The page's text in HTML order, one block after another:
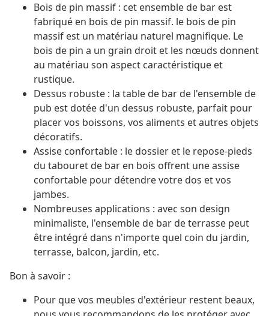
Bois de pin massif : cet ensemble de bar est
fabriqué en bois de pin massif. le bois de pin
massif est un matériau naturel magnifique. Le
bois de pin a un grain droit et les nœuds donnent
au matériau son aspect caractéristique et
rustique.
Dessus robuste : la table de bar de l'ensemble de
pub est dotée d'un dessus robuste, parfait pour
placer vos boissons, vos aliments et autres objets
décoratifs.
Assise confortable : le dossier et le repose-pieds
du tabouret de bar en bois offrent une assise
confortable pour détendre votre dos et vos
jambes.
Nombreuses applications : avec son design
minimaliste, l'ensemble de bar de terrasse peut
être intégré dans n'importe quel coin du jardin,
terrasse, balcon, jardin, etc.
Bon à savoir :
Pour que vos meubles d'extérieur restent beaux,